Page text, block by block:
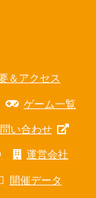
＆アクセス
ゲーム一覧
い合わせ
運営会社
開催データ